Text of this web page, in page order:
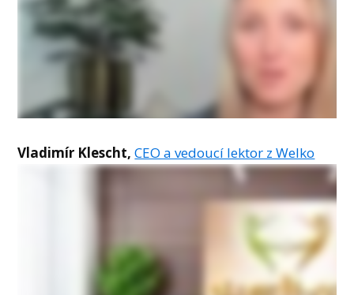
Vladimír Klescht,CEO a vedoucí lektor z Welko